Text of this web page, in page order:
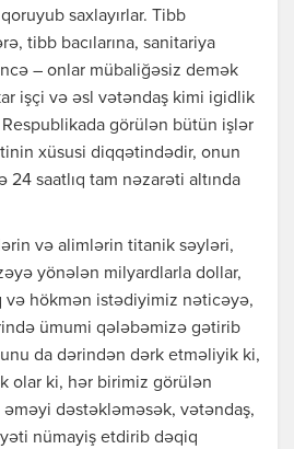
saxlayırlar. Tibb
tibb bacılarına, sanitariya
– onlar mübaliğəsiz demək
işçi və əsl vətəndaş kimi igidlik
görülən bütün işlər
xüsusi diqqətindədir, onun
saatlıq tam nəzarəti altında
və alimlərin titanik səyləri,
yönələn milyardlarla dollar,
və hökmən istədiyimiz nəticəyə,
ümumi qələbəmizə gətirib
da dərindən dərk etməliyik ki,
olar ki, hər birimiz görülən
dəstəkləməsək, vətəndaş,
nümayiş etdirib dəqiq